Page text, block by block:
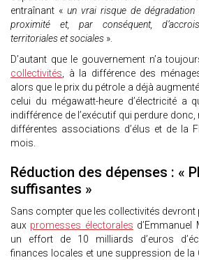
entraînant « un vrai risque de
proximité et, par conséquent,
territoriales et sociales ».
D’autant que le gouvernement n’a
collectivités, à la différence des
alors que le prix du pétrole a déjà
celui du mégawatt-heure d’électricité a
indifférence de l’exécutif qui perdure
différentes associations d’élus et de la
mois.
Réduction des dépenses : «
suffisantes »
Sans compter que les collectivités
aux promesses électorales
un effort de 10 milliards d’euros
finances locales et une suppression de la